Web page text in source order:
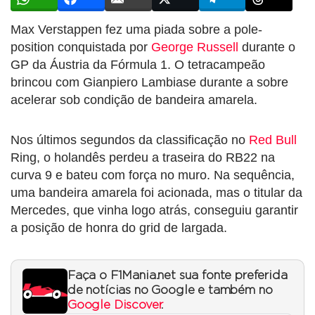
Max Verstappen fez uma piada sobre a pole-
position conquistada por George Russell durante o
GP da Áustria da Fórmula 1. O tetracampeão
brincou com Gianpiero Lambiase durante a sobre
acelerar sob condição de bandeira amarela.
Nos últimos segundos da classificação no Red Bull
Ring, o holandês perdeu a traseira do RB22 na
curva 9 e bateu com força no muro. Na sequência,
uma bandeira amarela foi acionada, mas o titular da
Mercedes, que vinha logo atrás, conseguiu garantir
a posição de honra do grid de largada.
Faça o F1Mania.net sua fonte preferida
de notícias no Google e também no
Google Discover.